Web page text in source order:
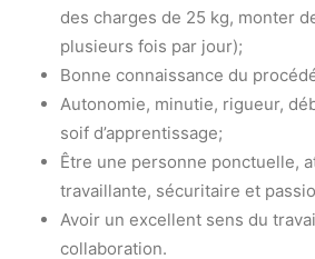
des charges de 25 kg, monter
plusieurs fois par jour);
Bonne connaissance du
Autonomie, minutie, rigueur,
soif d’apprentissage;
Être une personne ponctuelle,
travaillante, sécuritaire et
Avoir un excellent sens du
collaboration.